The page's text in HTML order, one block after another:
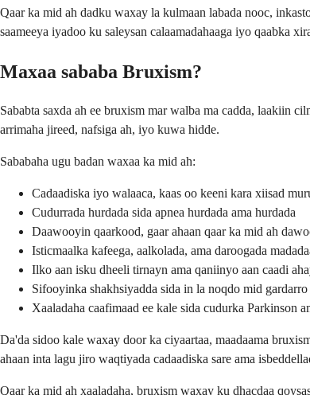
Qaar ka mid ah dadku waxay la kulmaan labada nooc,
saameeya iyadoo ku saleysan calaamadahaaga iyo qaabka
Maxaa sababa Bruxism?
Sababta saxda ah ee bruxism mar walba ma cadda, laakiin
arrimaha jireed, nafsiga ah, iyo kuwa hidde.
Sababaha ugu badan waxaa ka mid ah:
Cadaadiska iyo walaaca, kaas oo keeni kara xiisad
Cudurrada hurdada sida apnea hurdada ama hurdada
Daawooyin qaarkood, gaar ahaan qaar ka mid ah
Isticmaalka kafeega, aalkolada, ama daroogada
Ilko aan isku dheeli tirnayn ama qaniinyo aan caadi
Sifooyinka shakhsiyadda sida in la noqdo mid
Xaaladaha caafimaad ee kale sida cudurka Parkinson
Da'da sidoo kale waxay door ka ciyaartaa, maadaama
ahaan inta lagu jiro waqtiyada cadaadiska sare ama
Qaar ka mid ah xaaladaha, bruxism waxay ku dhacdaa